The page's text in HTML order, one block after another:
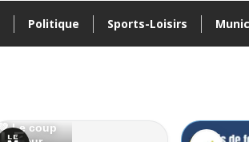
Politique Sports-Loisirs